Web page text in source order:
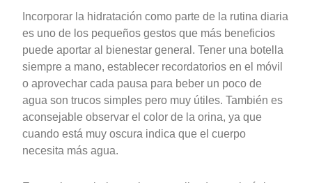
Incorporar la hidratación como parte de la rutina diaria
es uno de los pequeños gestos que más beneficios
puede aportar al bienestar general. Tener una botella
siempre a mano, establecer recordatorios en el móvil
o aprovechar cada pausa para beber un poco de
agua son trucos simples pero muy útiles. También es
aconsejable observar el color de la orina, ya que
cuando está muy oscura indica que el cuerpo
necesita más agua.